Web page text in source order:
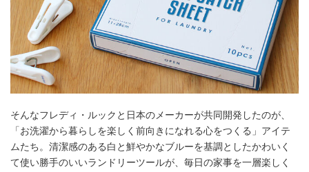
そんなフレディ・ルックと日本のメーカーが共同開発したのが、
「お洗濯から暮らしを楽しく前向きになれる心をつくる」アイテ
ムたち。清潔感のある白と鮮やかなブルーを基調としたかわいく
て使い勝手のいいランドリーツールが、毎日の家事を一層楽しく